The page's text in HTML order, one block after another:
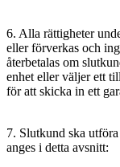
6. Alla rättigheter
eller förverkas och
återbetalas om
enhet eller väljer ett
för att skicka in ett
7. Slutkund ska
anges i detta avsnitt: